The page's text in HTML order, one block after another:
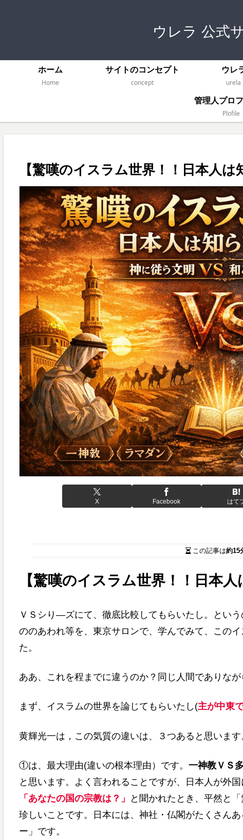
ウレラ 公式
ホーム
Home
サイトのコンセプト
concept
ウレ
urela
管理人プロ
Plofile
【驚嘆のイスラム世界！！日本人は
X Facebook はて
この記事は約15
【驚嘆のイスラム世界！！日本人
ＶＳシり―ズにて、徹底比較してもらいたし。とい
ののあわれ等を、東京サロンで、学んでみて、この
た。
ああ、これを程までに違うのか？同じ人間でありなが
まず、イスラムの世界を論じてもらいたし(主が中東
黄輝光一は，この気質の違いは、３つあると思います
①は、最大理由(違いの根本理由）です。 一神教ＶＳ
と思います。よく言われることですが、日本人が外
「あなたの国の宗教は？」
と聞かれたとき、平然と
珍しいことです。日本には、神社・仏閣がたくさん
ー」です。